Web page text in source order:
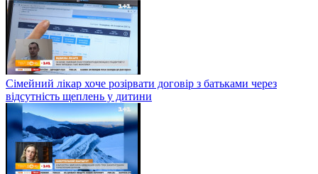
Сімейний лікар хоче розірвати договір з батьками через
відсутність щеплень у дитини